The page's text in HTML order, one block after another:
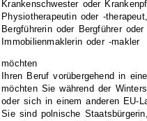
Krankenschwester oder
Physiotherapeutin oder -therapeut,
Bergführerin oder Bergführer oder
Immobilienmaklerin oder -makler
Ihren Beruf vorübergehend in
möchten Sie während der
oder sich in einem anderen EU-
Sie sind polnische